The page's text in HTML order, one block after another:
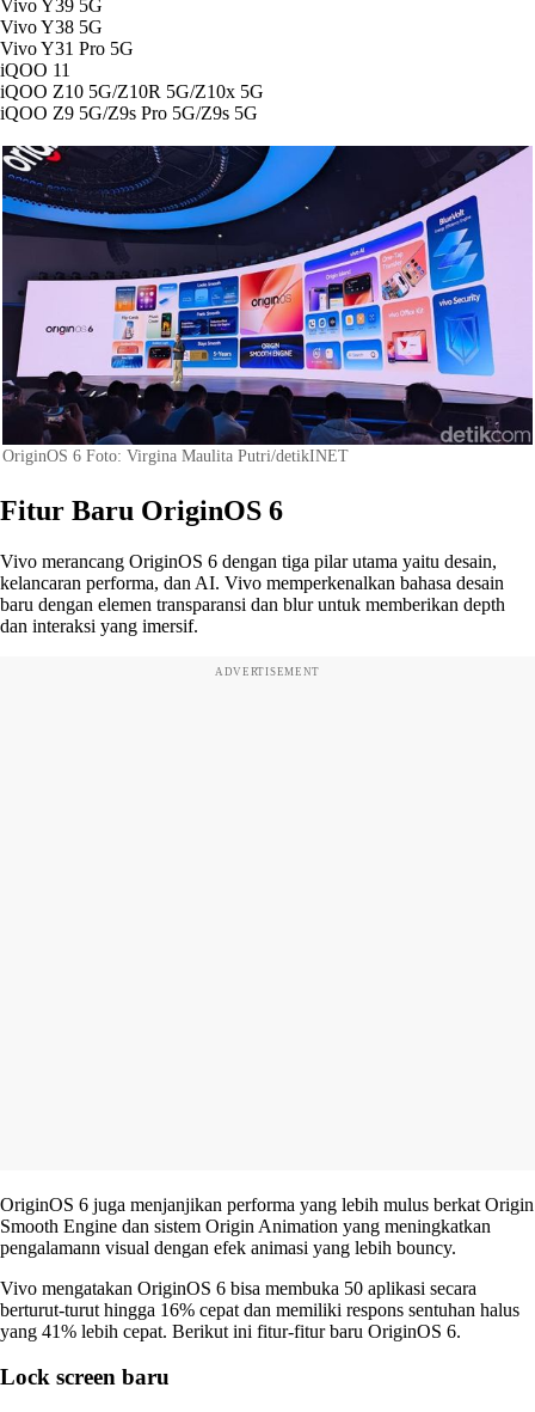
Vivo Y39 5G
Vivo Y38 5G
Vivo Y31 Pro 5G
iQOO 11
iQOO Z10 5G/Z10R 5G/Z10x 5G
iQOO Z9 5G/Z9s Pro 5G/Z9s 5G
OriginOS 6 Foto: Virgina Maulita Putri/detikINET
Fitur Baru OriginOS 6
Vivo merancang OriginOS 6 dengan tiga pilar utama yaitu desain,
kelancaran performa, dan AI. Vivo memperkenalkan bahasa desain
baru dengan elemen transparansi dan blur untuk memberikan depth
dan interaksi yang imersif.
ADVERTISEMENT
OriginOS 6 juga menjanjikan performa yang lebih mulus berkat Origin
Smooth Engine dan sistem Origin Animation yang meningkatkan
pengalamann visual dengan efek animasi yang lebih bouncy.
Vivo mengatakan OriginOS 6 bisa membuka 50 aplikasi secara
berturut-turut hingga 16% cepat dan memiliki respons sentuhan halus
yang 41% lebih cepat. Berikut ini fitur-fitur baru OriginOS 6.
Lock screen baru